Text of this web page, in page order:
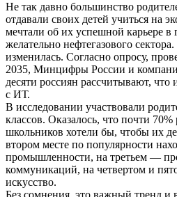
Не так давно большинство
отдавали своих детей учиться на
мечтали об их успешной карьере в
желательно нефтегазового
изменилась. Согласно опросу,
2035, Минцифры России и
десяти россиян рассчитывают,
с ИТ.
В исследовании участвовали
классов. Оказалось, что почти
школьников хотели бы, чтобы их
втором месте по популярности
промышленности, на третьем —
коммуникаций, на четвертом и
искусство.